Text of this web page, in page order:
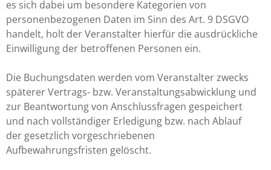
es sich dabei um besondere Kategorien von
personenbezogenen Daten im Sinn des Art. 9 DSGVO
handelt, holt der Veranstalter hierfür die ausdrückliche
Einwilligung der betroffenen Personen ein.
Die Buchungsdaten werden vom Veranstalter zwecks
späterer Vertrags- bzw. Veranstaltungsabwicklung und
zur Beantwortung von Anschlussfragen gespeichert
und nach vollständiger Erledigung bzw. nach Ablauf
der gesetzlich vorgeschriebenen
Aufbewahrungsfristen gelöscht.